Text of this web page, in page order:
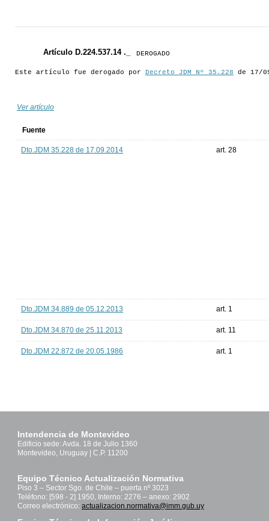
Artículo D.224.537.14 ._ DEROGADO
Este artículo fue derogado por Decreto JDM Nº 35.228 de 17/
Ver artículo
Fuente
Dto.JDM 35.228 de 17.09.2014 art. 28
Dto.JDM 34.889 de 05.12.2013 art. 1
Dto.JDM 34.870 de 25.11.2013 art. 11
Dto.JDM 22.872 de 20.05.1986 art. 1
Intendencia de Montevideo
Edificio sede: Avda. 18 de Julio 1360
Montevideo, Uruguay | C.P. 11200
Equipo Técnico Actualización Normativa
Piso 3 – Sector Sgo. de Chile – puerta nº 3023
Teléfono: [598 - 2] 1950, Interno: 2276 – anexo: 2902
Correo electrónico: actualizacion.normativa@imm.gub.uy